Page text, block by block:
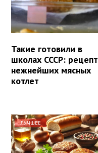
Такие готовили в
школах СССР: рецепт
нежнейших мясных
котлет
ЛУЧШЕЕ